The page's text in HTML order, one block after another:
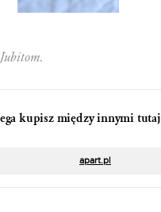
kupisz między innymi tutaj
apart.pl